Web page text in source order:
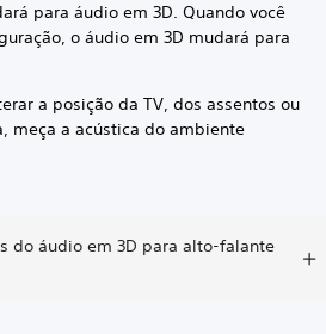
para áudio em 3D. Quando você
o áudio em 3D mudará para
a posição da TV, dos assentos ou
meça a acústica do ambiente
do áudio em 3D para alto-falante